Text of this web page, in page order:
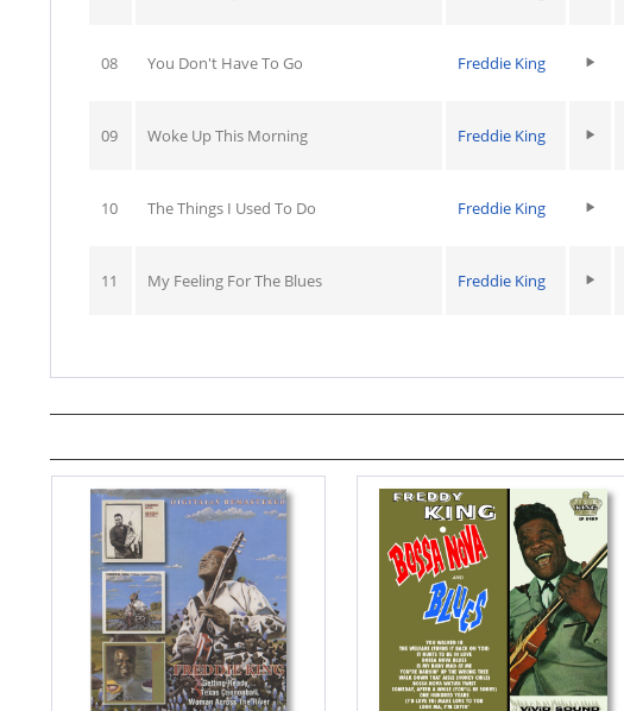
08 You Don't Have To Go Freddie King
09 Woke Up This Morning Freddie King
10 The Things I Used To Do Freddie King
11 My Feeling For The Blues Freddie King